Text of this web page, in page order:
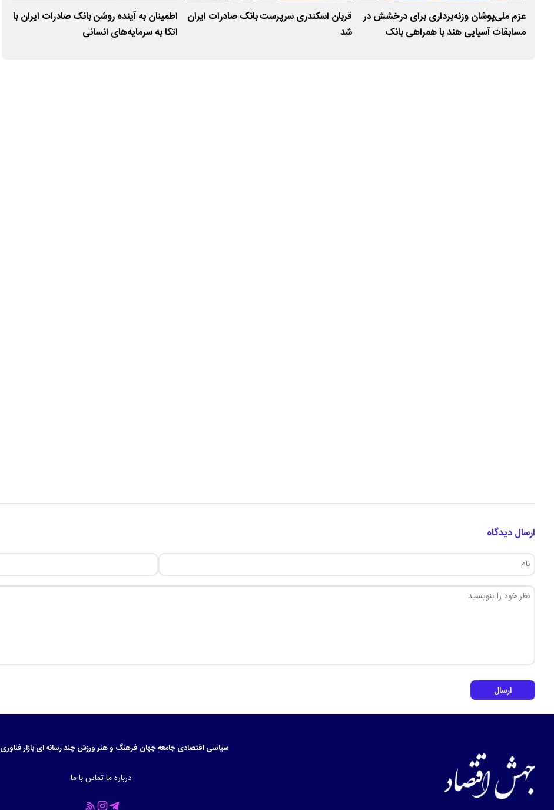
عزم ملی‌پوشان وزنه‌برداری برای درخشش در
مسابقات آسیایی هند با همراهی بانک
قربان اسکندری سرپرست بانک صادرات ایران
شد
اطمینان به آینده روشن بانک صادرات ایران با
اتکا به سرمایه‌های انسانی
ارسال دیدگاه
ارسال
سیاسیاقتصادیجامعهجهان فرهنگ و هنرورزشچند رسانه ایبازارفناوری
درباره ماتماس با ما